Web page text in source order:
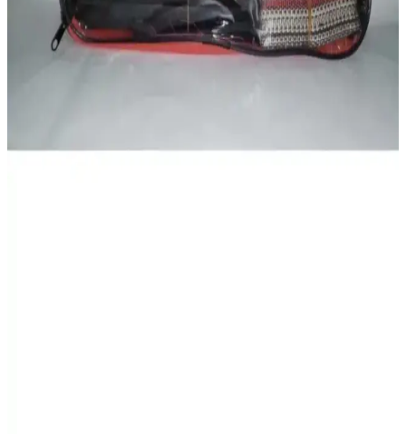
Ysf WorkWear'in kış için tasarlanmış motorcu montu, yüksek
performans, dayanıklılık ve güvenlik özellikleriyle öne çıkıyor.
Rüzgar ve suya karşı üstün koruma sağlayan ürün, reflektörler ve
pratik ceplerle kullanışlılık sunar.
DRC Outdoor Kışlık Motorcu Montu, su ve rüzgar geçirmezliği,